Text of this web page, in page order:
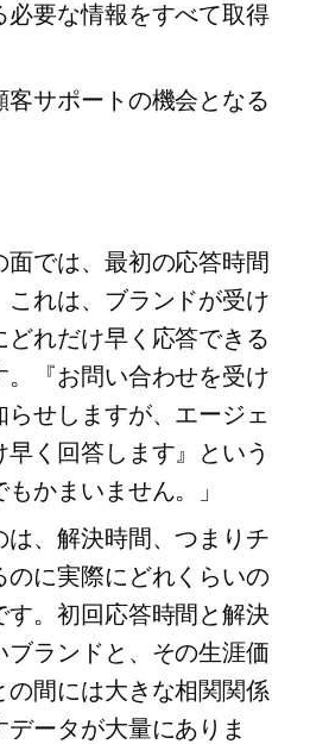
必要な情報をすべて取得
客サポートの機会となる
面では、最初の応答時間
これは、ブランドが受け
れだけ早く応答できる
。『お問い合わせを受け
せしますが、エージェ
く回答します』という
かまいません。」
は、解決時間、つまりチ
のに実際にどれくらいの
す。初回応答時間と解決
ブランドと、その生涯価
の間には大きな相関関係
ータが大量にありま